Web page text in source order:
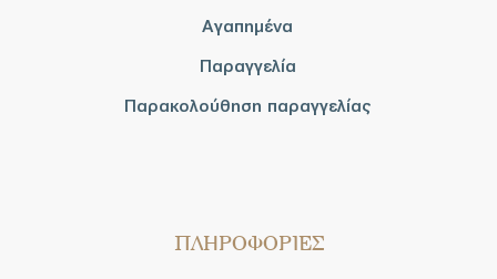
Αγαπημένα
Παραγγελία
Παρακολούθηση παραγγελίας
ΠΛΗΡΟΦΟΡΙΕΣ